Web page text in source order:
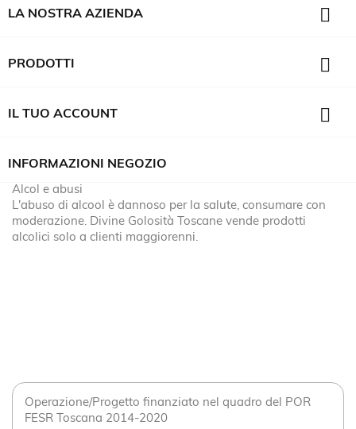
LA NOSTRA AZIENDA 
PRODOTTI 
IL TUO ACCOUNT 
INFORMAZIONI NEGOZIO
Alcol e abusi
L'abuso di alcool è dannoso per la salute, consumare con
moderazione. Divine Golosità Toscane vende prodotti
alcolici solo a clienti maggiorenni.
Operazione/Progetto finanziato nel quadro del POR
FESR Toscana 2014-2020